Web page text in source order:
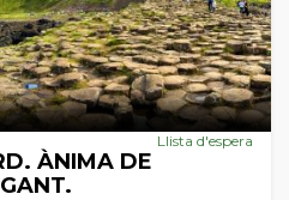
Llista d'espera
ÀNIMA DE